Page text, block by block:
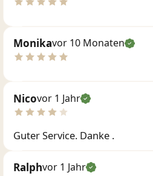
Monikavor 10 Monaten
Nicovor 1 Jahr
Guter Service. Danke .
Ralphvor 1 Jahr